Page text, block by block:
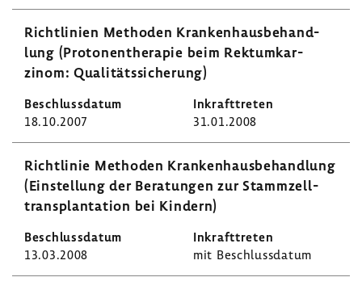
Richt­li­nien Methoden Kran­ken­haus­be­hand­
lung (Proto­nen­the­rapie beim Rekt­um­kar­
zinom: Quali­täts­si­che­rung)
18.10.2007 31.01.2008
Richt­linie Methoden Kran­ken­haus­be­hand­lung
(Einstel­lung der Bera­tungen zur Stamm­zell­
trans­plan­ta­tion bei Kindern)
13.03.2008 mit Beschluss­datum